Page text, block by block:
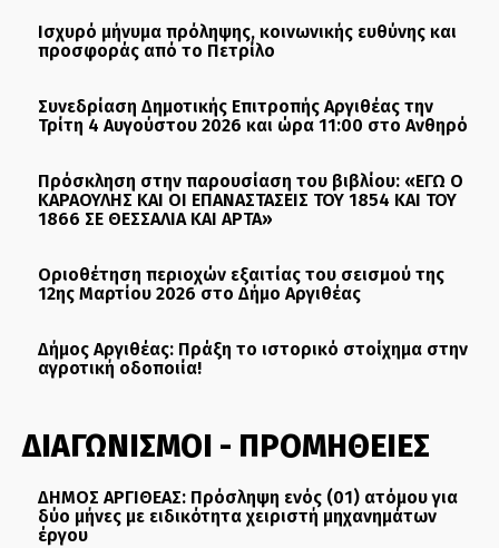
Ισχυρό μήνυμα πρόληψης, κοινωνικής ευθύνης και
προσφοράς από το Πετρίλο
Συνεδρίαση Δημοτικής Επιτροπής Αργιθέας την
Τρίτη 4 Αυγούστου 2026 και ώρα 11:00 στο Ανθηρό
Πρόσκληση στην παρουσίαση του βιβλίου: «ΕΓΩ Ο
ΚΑΡΑΟΥΛΗΣ ΚΑΙ ΟΙ ΕΠΑΝΑΣΤΑΣΕΙΣ ΤΟΥ 1854 ΚΑΙ ΤΟΥ
1866 ΣΕ ΘΕΣΣΑΛΙΑ ΚΑΙ ΑΡΤΑ»
Οριοθέτηση περιοχών εξαιτίας του σεισμού της
12ης Μαρτίου 2026 στο Δήμο Αργιθέας
Δήμος Αργιθέας: Πράξη το ιστορικό στοίχημα στην
αγροτική οδοποιία!
ΔΙΑΓΩΝΙΣΜΟΙ - ΠΡΟΜΗΘΕΙΕΣ
ΔΗΜΟΣ ΑΡΓΙΘΕΑΣ: Πρόσληψη ενός (01) ατόμου για
δύο μήνες με ειδικότητα χειριστή μηχανημάτων
έργου